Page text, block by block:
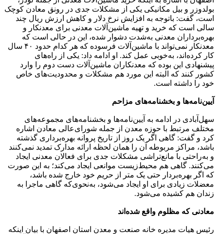
بولدوزر و بیل مکانیکی یکی از مشکلات جدی در رونق معادن کوچک
است، گفت: باتوجه به افزایش نرخ دلار و کاهش ارزش ریال چند
سالی است که خرید و تهیه ماشین‌آلات معدنی برای معدنکار و
بهره‌برداران معدنی به‌شدت دشوار شده، این در حالی است که
معدنکار نمی‌تواند با ماشین‌آلات فرسوده که هر کدام حدود ۴۰ سال
کار کرده‌اند، به‌خوبی عمل کند. او ادامه داد: یکی از راه‌های
پیشنهادی این بوده که معدنکاران ماشین‌آلات دست دوم را وارد
کشور کنند که البته این مورد هم مشکلات و محدودیت‌های خاص
خود را داشته است.
آیین‌نامه‌ها و بخشنامه‌های مزاحم
سهل‌آبادی در ادامه به آیین‌نامه‌ها و بخشنامه‌های مجموعه‌های
مختلف مرتبط با حوزه معدن از جمله شورای‌عالی معادن اشاره
کرد و گفت: گاهی اگر یک روز از تاریخ پروانه بهره‌برداری گذشته
باشد، مراکز مربوطه آن را همان لحظه ارائه مدارک تمدید نمی‌کنند
و به‌راحتی با مانع‌تراشی مشکلات جدی برای فعالان معدنی ایجاد
می‌کنند. گاهی هم محیط‌زیست موانعی ایجاد می‌کند؛ به این صورت
که اگر بهره‌بردار حتی یک متر از حریم خود خارج شده باشد،
معضلات زیادی برای او ایجاد می‌شود، به‌نحوی‌که گاهی ماجرا به
زندان هم کشیده می‌شود.
معادنی که مظلوم واقع‌ شده‌اند
رئیس هیات مدیره خانه صنعت و معدن استان اصفهان با بیان اینکه